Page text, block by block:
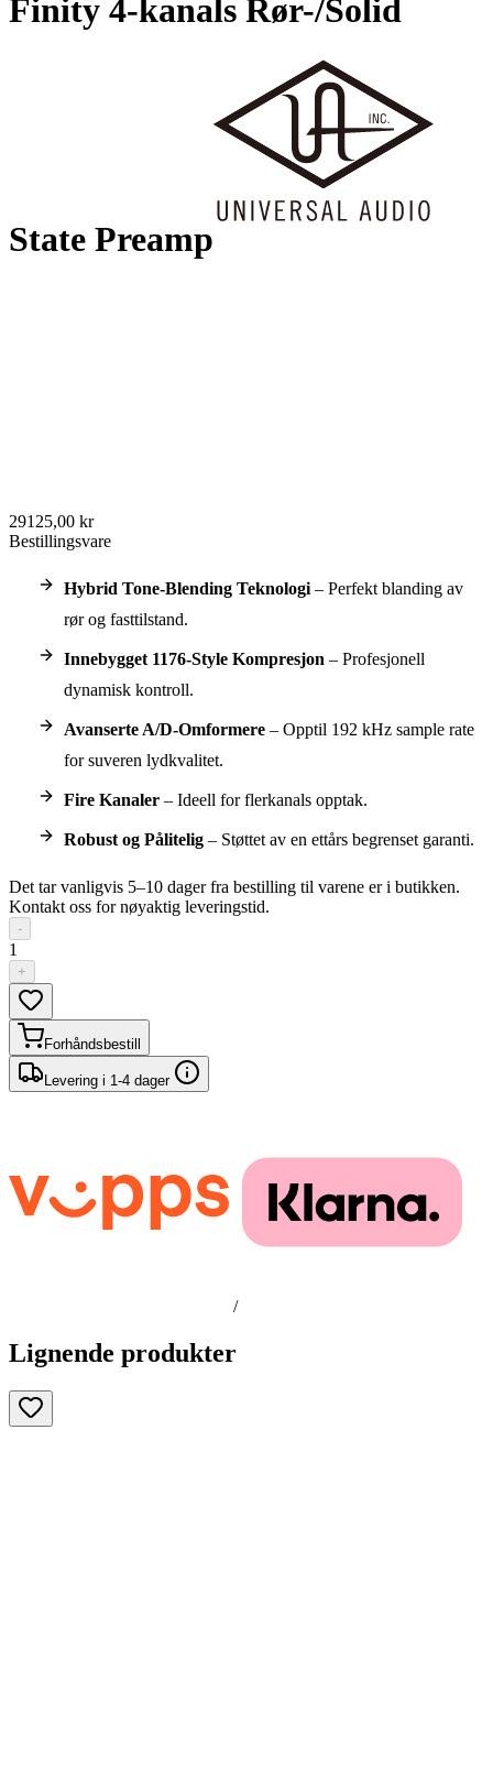
Finity 4-kanals Rør-/Solid
State Preamp
29125,00 kr
Bestillingsvare
Hybrid Tone-Blending Teknologi – Perfekt blanding av
rør og fasttilstand.
Innebygget 1176-Style Kompresjon – Profesjonell
dynamisk kontroll.
Avanserte A/D-Omformere – Opptil 192 kHz sample rate
for suveren lydkvalitet.
Fire Kanaler – Ideell for flerkanals opptak.
Robust og Pålitelig – Støttet av en ettårs begrenset garanti.
Det tar vanligvis 5–10 dager fra bestilling til varene er i butikken.
Kontakt oss for nøyaktig leveringstid.
-
1
+
Forhåndsbestill
Levering i 1-4 dager
/
Lignende produkter